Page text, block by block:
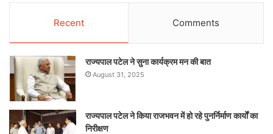
Recent Comments
राज्यपाल पटेल ने सुना कार्यक्रम मन की बात
August 31, 2025
राज्यपाल पटेल ने किया राजभवन में हो रहे पुनर्निर्माण कार्यों का
निरीक्षण